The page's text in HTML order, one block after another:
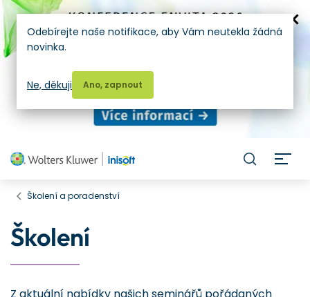
Školení a poradenství
Školení
Z aktuální nabídky našich seminářů pořádaných
Odebírejte naše notifikace, aby Vám neutekla žádná
novinka.
Ano, zapnout
Ne, děkuji